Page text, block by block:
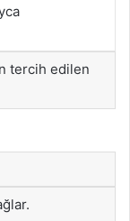
tercih edilen